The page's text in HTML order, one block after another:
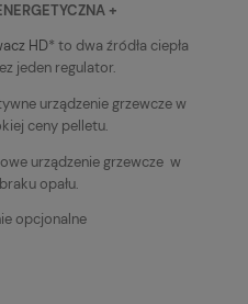
+
HD* to dwa źródła ciepła
jeden regulator.
urządzenie grzewcze w
ceny pelletu.
urządzenie grzewcze w
opału.
opcjonalne